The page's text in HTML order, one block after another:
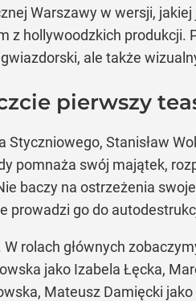
Warszawy w wersji,
z hollywoodzkich produkcji.
ale także
pierwszy
Stanisław
pomnaża swój majątek,
baczy na ostrzeżenia
prowadzi go do
rolach głównych
jako Izabela Łęcka,
Mateusz Damięcki